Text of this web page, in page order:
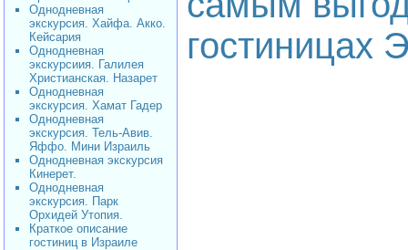
Однодневная
экскурсия. Хайфа. Акко.
Кейсария
Однодневная
экскурсиия. Галилея
Христианская. Назарет
Однодневная
экскурсия. Хамат Гадер
Однодневная
экскурсия. Тель-Авив.
Яффо. Мини Израиль
Однодневная экскурсия
Кинерет.
Однодневная
экскурсия. Парк
Орхидей Утопия.
Краткое описание
гостиниц в Израиле
гостиницах